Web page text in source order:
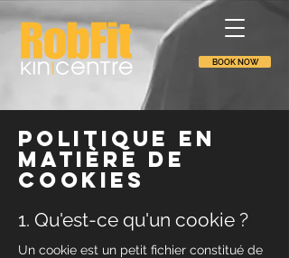
BOOK NOW
Politique en
matière de
cookies
1. Qu'est-ce qu'un cookie ?
Un cookie est un petit fichier constitué de